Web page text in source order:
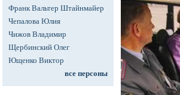
Франк Вальтер Штайнмайер
Чепалова Юлия
Чижов Владимир
Щербинский Олег
Ющенко Виктор
все персоны